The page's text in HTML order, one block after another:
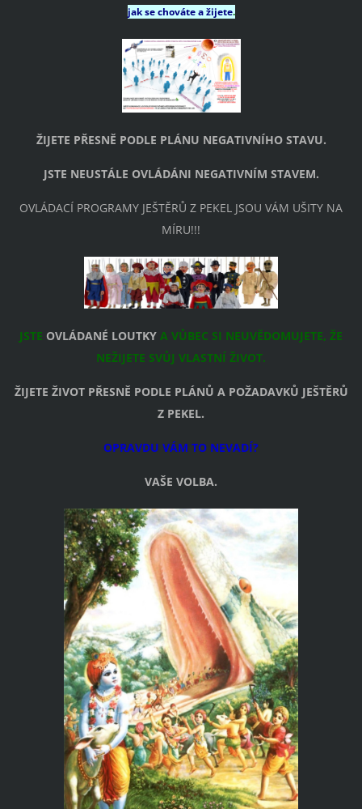
jak se chováte a žijete.
ŽIJETE PŘESNĚ PODLE PLÁNU NEGATIVNÍHO STAVU.
JSTE NEUSTÁLE OVLÁDÁNI NEGATIVNÍM STAVEM.
OVLÁDACÍ PROGRAMY JEŠTĚRŮ Z PEKEL JSOU VÁM UŠITY NA
MÍRU!!!
JSTE OVLÁDANÉ LOUTKY A VŮBEC SI NEUVĚDOMUJETE, ŽE
NEŽIJETE SVŮJ VLASTNÍ ŽIVOT.
ŽIJETE ŽIVOT PŘESNĚ PODLE PLÁNŮ A POŽADAVKŮ JEŠTĚRŮ
Z PEKEL.
OPRAVDU VÁM TO NEVADÍ?
VAŠE VOLBA.